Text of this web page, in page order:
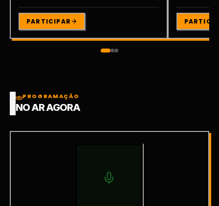
PARTICIPAR
PROGRAMAÇÃO
NO AR AGORA